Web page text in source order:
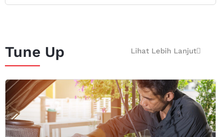
Tune Up Lihat Lebih Lanjut